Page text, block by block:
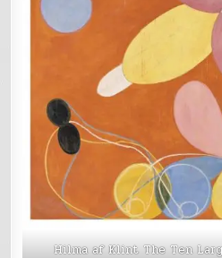
Hilma af Klint The Ten